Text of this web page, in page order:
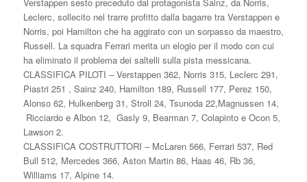
Leclerc, sollecito nel trarre profitto dalla bagarre tra Verstappen e
Norris, poi Hamilton che ha aggirato con un sorpasso da maestro,
Russell. La squadra Ferrari merita un elogio per il modo con cui
ha eliminato il problema dei saltelli sulla pista messicana.
CLASSIFICA PILOTI – Verstappen 362, Norris 315, Leclerc 291,
Piastri 251 , Sainz 240, Hamilton 189, Russell 177, Perez 150,
Alonso 62, Hulkenberg 31, Stroll 24, Tsunoda 22,Magnussen 14,
Ricciardo e Albon 12, Gasly 9, Bearman 7, Colapinto e Ocon 5,
Lawson 2.
CLASSIFICA COSTRUTTORI – McLaren 566, Ferrari 537, Red
Bull 512, Mercedes 366, Aston Martin 86, Haas 46, Rb 36,
Williams 17, Alpine 14.